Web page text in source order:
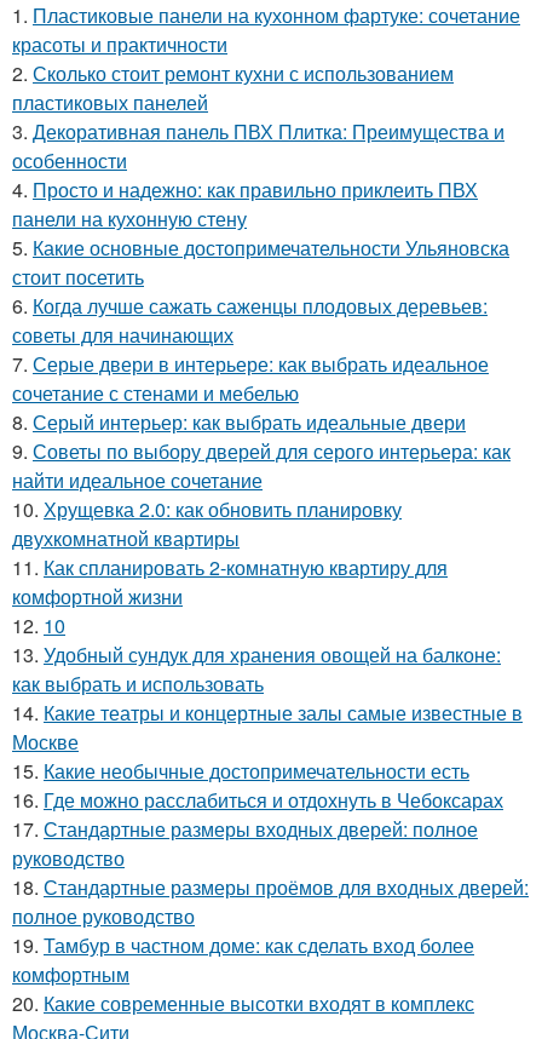
1. Пластиковые панели на кухонном фартуке: сочетание
красоты и практичности
2. Сколько стоит ремонт кухни с использованием
пластиковых панелей
3. Декоративная панель ПВХ Плитка: Преимущества и
особенности
4. Просто и надежно: как правильно приклеить ПВХ
панели на кухонную стену
5. Какие основные достопримечательности Ульяновска
стоит посетить
6. Когда лучше сажать саженцы плодовых деревьев:
советы для начинающих
7. Серые двери в интерьере: как выбрать идеальное
сочетание с стенами и мебелью
8. Серый интерьер: как выбрать идеальные двери
9. Советы по выбору дверей для серого интерьера: как
найти идеальное сочетание
10. Хрущевка 2.0: как обновить планировку
двухкомнатной квартиры
11. Как спланировать 2-комнатную квартиру для
комфортной жизни
12. 10
13. Удобный сундук для хранения овощей на балконе:
как выбрать и использовать
14. Какие театры и концертные залы самые известные в
Москве
15. Какие необычные достопримечательности есть
16. Где можно расслабиться и отдохнуть в Чебоксарах
17. Стандартные размеры входных дверей: полное
руководство
18. Стандартные размеры проёмов для входных дверей:
полное руководство
19. Тамбур в частном доме: как сделать вход более
комфортным
20. Какие современные высотки входят в комплекс
Москва-Сити